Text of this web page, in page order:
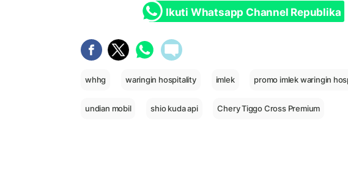
Ikuti Whatsapp Channel Republika
whhg waringin hospitality imlek promo imlek waringin
undian mobil shio kuda api Chery Tiggo Cross Premium